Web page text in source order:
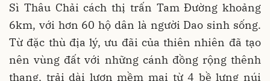
Sì Thâu Chải cách thị trấn Tam Đường khoảng
6km, với hơn 60 hộ dân là người Dao sinh sống.
Từ đặc thù địa lý, ưu đãi của thiên nhiên đã tạo
nên vùng đất với những cánh đồng rộng thênh
thang, trải dài lượn mềm mại từ 4 bề lưng núi